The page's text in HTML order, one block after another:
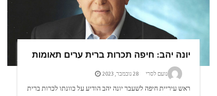
יונה יהב: חיפה תכרות ברית ערים תאומות
נועם לסרי 28 נובמבר, 2023
ראש עיריית חיפה לשעבר יונה יהב הודיע על כוונתו לכרות ברית